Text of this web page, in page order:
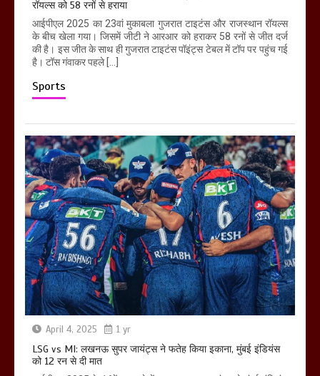
रॉयल्स को 58 रनों से हराया
आईपीएल 2025 का 23वां मुकाबला गुजरात टाइटंस और राजस्थान रॉयल्स
के बीच खेला गया। जिसमें जीटी ने आरआर को हराकर 58 रनों से जीत दर्ज
की है। इस जीत के साथ ही गुजरात टाइटंस पॉइंट्स टेबल में टॉप पर पहुंच गई
है। टॉस गंवाकर पहले […]
Sports
April 4, 2025 1 yr
LSG vs MI: लखनऊ सुपर जायंट्स ने फतेह किया इकाना, मुंबई इंडियंस
को 12 रन से दी मात